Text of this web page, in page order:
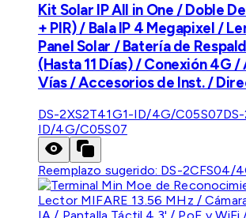
Kit Solar IP All in One / Doble
+ PIR) / Bala IP 4 Megapixel /
Panel Solar / Batería de
(Hasta 11 Días) / Conexión 4G
Vías / Accesorios de Inst. /
DS-2XS2T41G1-ID/4G/C05S07
ID/4G/C05S07
Reemplazo sugerido: DS-2CFS04/